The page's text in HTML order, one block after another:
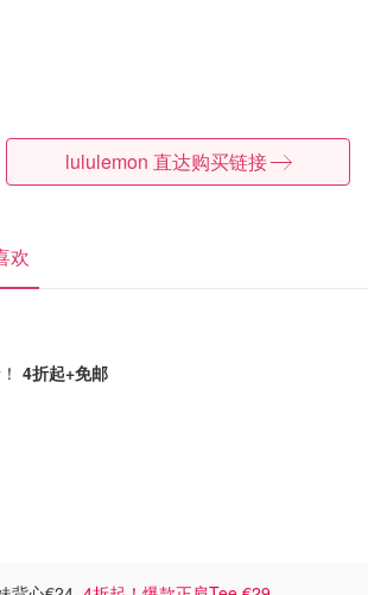
lululemon 直达购买链接
欢
4折起+免邮